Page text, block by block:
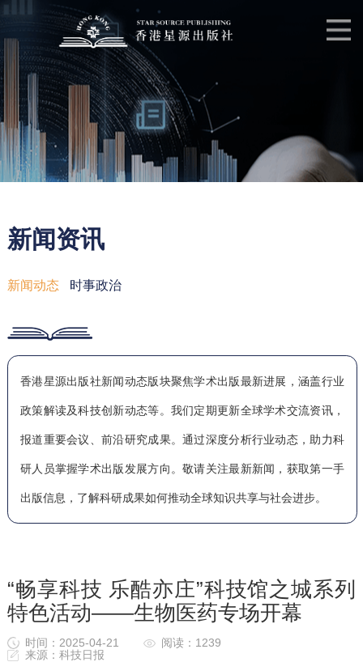
新闻资讯
新闻动态 时事政治
香港星源出版社新闻动态版块聚焦学术出版最新进展，涵盖行业
政策解读及科技创新动态等。我们定期更新全球学术交流资讯，
报道重要会议、前沿研究成果。通过深度分析行业动态，助力科
研人员掌握学术出版发展方向。敬请关注最新新闻，获取第一手
出版信息，了解科研成果如何推动全球知识共享与社会进步。
“畅享科技 乐酷亦庄”科技馆之城系列
特色活动——生物医药专场开幕
时间：2025-04-21
阅读：1239
来源：科技日报